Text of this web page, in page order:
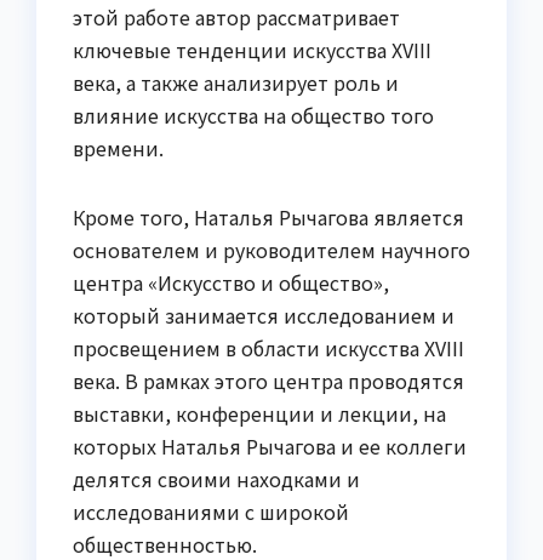
этой работе автор рассматривает
ключевые тенденции искусства XVIII
века, а также анализирует роль и
влияние искусства на общество того
времени.
Кроме того, Наталья Рычагова является
основателем и руководителем научного
центра «Искусство и общество»,
который занимается исследованием и
просвещением в области искусства XVIII
века. В рамках этого центра проводятся
выставки, конференции и лекции, на
которых Наталья Рычагова и ее коллеги
делятся своими находками и
исследованиями с широкой
общественностью.